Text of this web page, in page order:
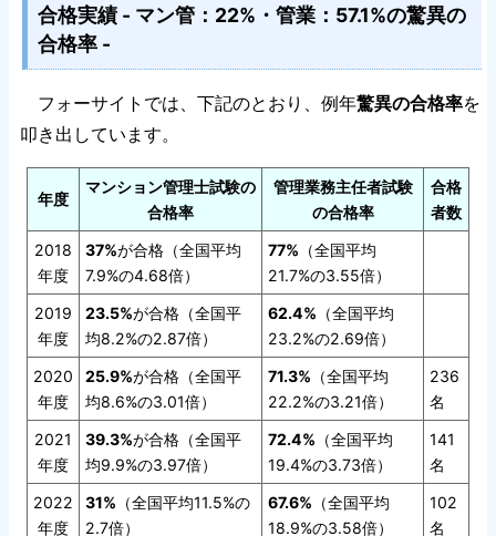
合格実績 - マン管：22%・管業：57.1%の驚異の
合格率 -
フォーサイトでは、下記のとおり、例年驚異の合格率を
叩き出しています。
年度
マンション管理士試験の
合格率
管理業務主任者試験
の合格率
合格
者数
2018
年度
37%が合格（全国平均
7.9%の4.68倍）
77% （全国平均
21.7%の3.55倍）
2019
年度
23.5%が合格（全国平
均8.2%の2.87倍）
62.4% （全国平均
23.2%の2.69倍）
2020
年度
25.9%が合格（全国平
均8.6%の3.01倍）
71.3% （全国平均
22.2%の3.21倍）
236
名
2021
年度
39.3%が合格（全国平
均9.9%の3.97倍）
72.4% （全国平均
19.4%の3.73倍）
141
名
2022
年度
31% （全国平均11.5%の
2.7倍）
67.6% （全国平均
18.9%の3.58倍）
102
名